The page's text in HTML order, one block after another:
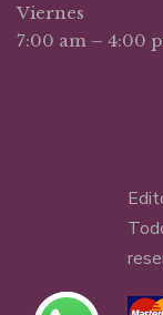
Viernes
7:00 am – 4:00